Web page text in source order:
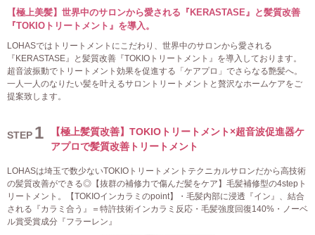
【極上美髪】世界中のサロンから愛される『KERASTASE』と髪質改善
『TOKIOトリートメント』を導入。
LOHASではトリートメントにこだわり、世界中のサロンから愛される
『KERASTASE』と髪質改善『TOKIOトリートメント』を導入しております。
超音波振動でトリートメント効果を促進する「ケアプロ」でさらなる艶髪へ。
一人一人のなりたい髪を叶えるサロントリートメントと贅沢なホームケアをご
提案致します。
STEP 1
【極上髪質改善】TOKIOトリートメント×超音波促進器ケ
アプロで髪質改善トリートメント
LOHASは埼玉で数少ないTOKIOトリートメントテクニカルサロンだから高技術
の髪質改善ができる◎【抜群の補修力で傷んだ髪をケア】毛髪補修型の4stepト
リートメント。【TOKIOインカラミのpoint】・毛髪内部に浸透『イン』、結合
される『カラミ合う』＝特許技術インカラミ反応・毛髪強度回復140%・ノーベ
ル賞受賞成分『フラーレン』